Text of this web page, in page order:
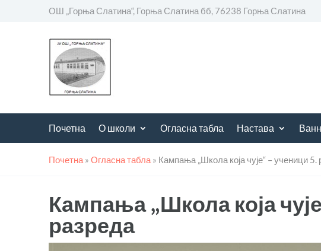
ОШ „Горња Слатина“, Горња Слатина бб, 76238 Горња Слатина
Почетна О школи Огласна табла Настава
Почетна » Огласна табла » Кампања „Школа која чује“ – ученици 5.
Кампања „Школа која
разреда